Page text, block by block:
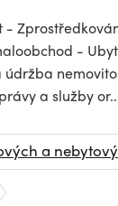
-
-
údržba
a služby
a